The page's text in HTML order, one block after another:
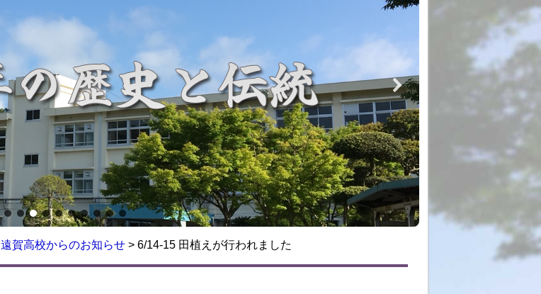
遠賀高校からのお知らせ > 6/14-15 田植えが行われました